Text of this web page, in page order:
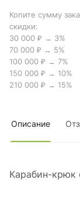
Копите сумму
скидки:
30 000 ₽ → 3%
70 000 ₽ → 5%
100 000 ₽ → 7%
150 000 ₽ → 10%
210 000 ₽ → 15%
Описание
Карабин-